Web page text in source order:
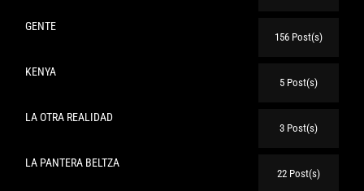
GENTE
156 Post(s)
KENYA
5 Post(s)
LA OTRA REALIDAD
3 Post(s)
LA PANTERA BELTZA
22 Post(s)